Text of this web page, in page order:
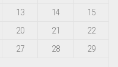
13 14
15
20 21
22
27 28
29